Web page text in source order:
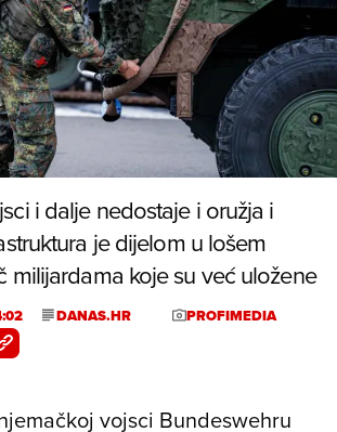
i dalje nedostaje i oružja i
je dijelom u lošem
milijardama koje su već uložene
DANAS.HR PROFIMEDIA
vojsci Bundeswehru